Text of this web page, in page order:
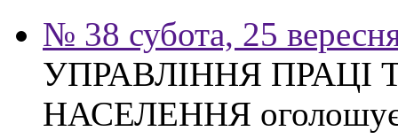
№ 38 субота, 25
УПРАВЛІННЯ ПРАЦІ
НАСЕЛЕННЯ оголошує